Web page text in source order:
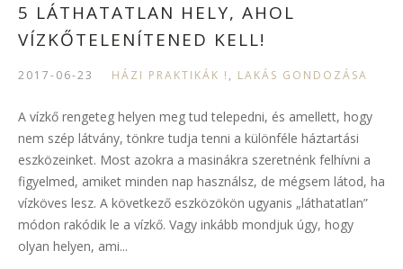
5 LÁTHATATLAN HELY, AHOL
VÍZKŐTELENÍTENED KELL!
2017-06-23 HÁZI PRAKTIKÁK ! , LAKÁS GONDOZÁSA
A vízkő rengeteg helyen meg tud telepedni, és amellett, hogy
nem szép látvány, tönkre tudja tenni a különféle háztartási
eszközeinket. Most azokra a masinákra szeretnénk felhívni a
figyelmed, amiket minden nap használsz, de mégsem látod, ha
vízköves lesz. A következő eszközökön ugyanis „láthatatlan”
módon rakódik le a vízkő. Vagy inkább mondjuk úgy, hogy
olyan helyen, ami...